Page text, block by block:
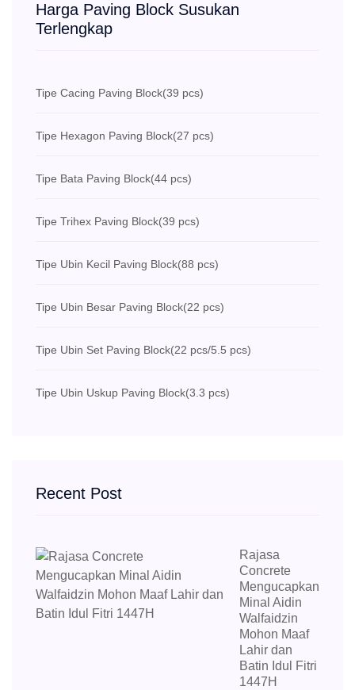
Harga Paving Block Susukan
Terlengkap
Tipe Cacing Paving Block(39 pcs)
Tipe Hexagon Paving Block(27 pcs)
Tipe Bata Paving Block(44 pcs)
Tipe Trihex Paving Block(39 pcs)
Tipe Ubin Kecil Paving Block(88 pcs)
Tipe Ubin Besar Paving Block(22 pcs)
Tipe Ubin Set Paving Block(22 pcs/5.5 pcs)
Tipe Ubin Uskup Paving Block(3.3 pcs)
Recent Post
Rajasa
Concrete
Mengucapkan
Minal Aidin
Walfaidzin
Mohon Maaf
Lahir dan
Batin Idul Fitri
1447H